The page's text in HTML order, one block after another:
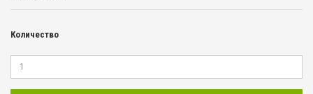
Количество